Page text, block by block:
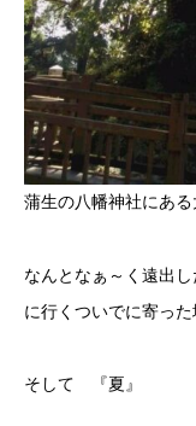
蒲生の八幡神社にある
なんとなぁ～く遠出
に行くついでに寄った
そして 『夏』